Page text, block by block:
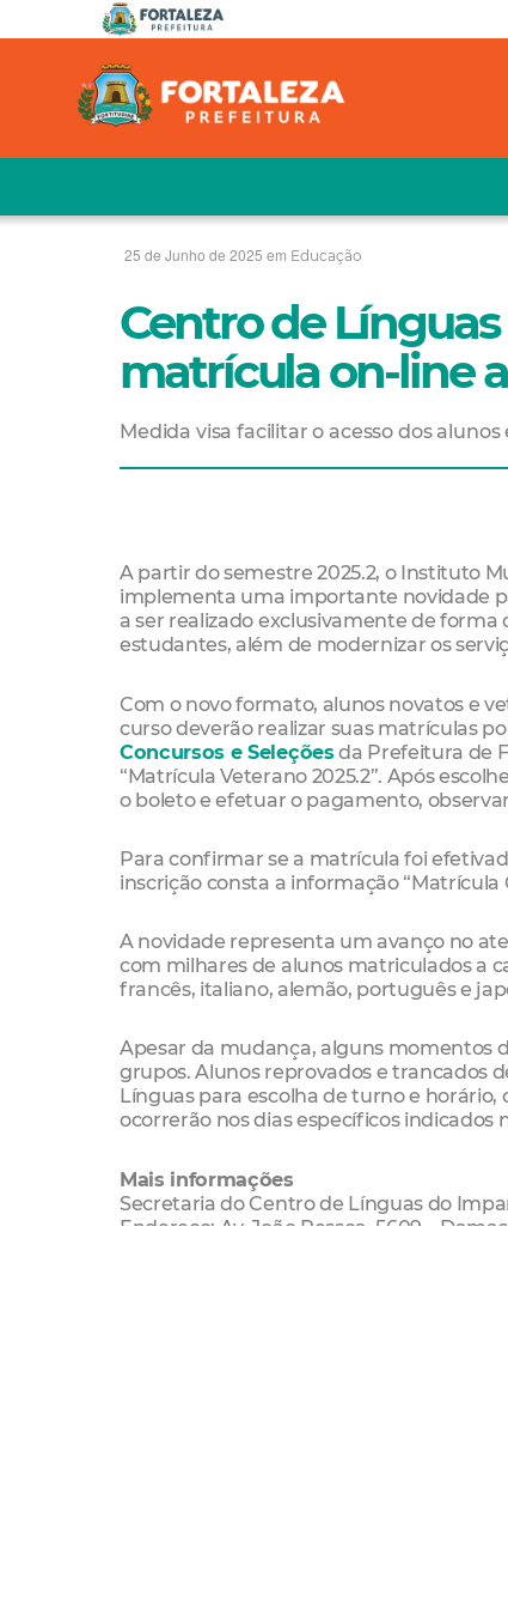
25 de Junho de 2025 em Educação
Centro de
matrícula on-line
Medida visa facilitar o acesso dos
A partir do semestre 2025.2, o Instituto
implementa uma importante novidade
a ser realizado exclusivamente de
estudantes, além de modernizar os
Com o novo formato, alunos novatos e
curso deverão realizar suas matrículas
Concursos e Seleçõesda Prefeitura de
“Matrícula Veterano 2025.2”. Após
o boleto e efetuar o pagamento,
Para confirmar se a matrícula foi
inscrição consta a informação “Matrícula
A novidade representa um avanço no
com milhares de alunos matriculados a
francês, italiano, alemão, português e
Apesar da mudança, alguns momentos
grupos. Alunos reprovados e trancados
Línguas para escolha de turno e
ocorrerão nos dias específicos indicados
Mais informações
Secretaria do Centro de Línguas do
Endereço: Av. João Pessoa, 5609 – Damas